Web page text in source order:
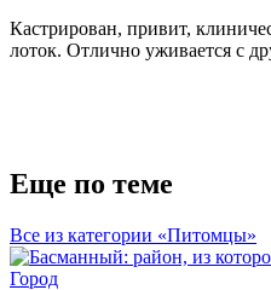
Кастрирован, привит,
лоток. Отлично уживается с
Еще по теме
Все из категории «Питомцы»
Город